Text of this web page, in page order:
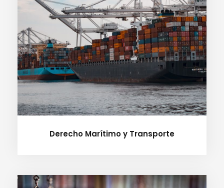
Derecho Marítimo y Transporte